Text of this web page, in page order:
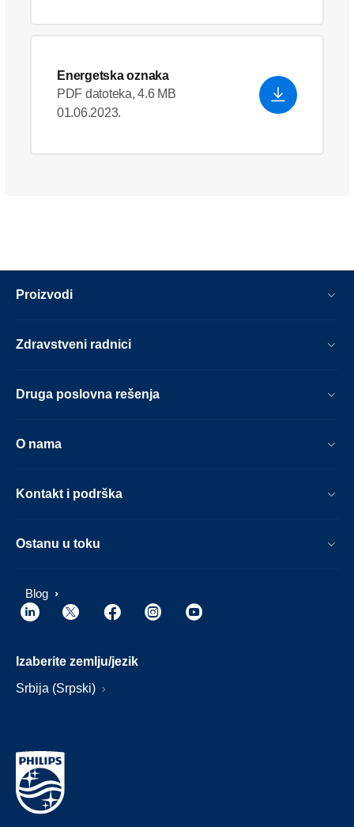
Energetska oznaka
PDF datoteka, 4.6 MB
01.06.2023.
Proizvodi
Zdravstveni radnici
Druga poslovna rešenja
O nama
Kontakt i podrška
Ostanu u toku
Blog
Izaberite zemlju/jezik
Srbija (Srpski)